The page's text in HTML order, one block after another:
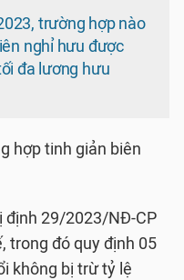
trường hợp nào
nghỉ hưu được
đa lương hưu
hợp tinh giản biên
định 29/2023/NĐ-CP
trong đó quy định 05
không bị trừ tỷ lệ